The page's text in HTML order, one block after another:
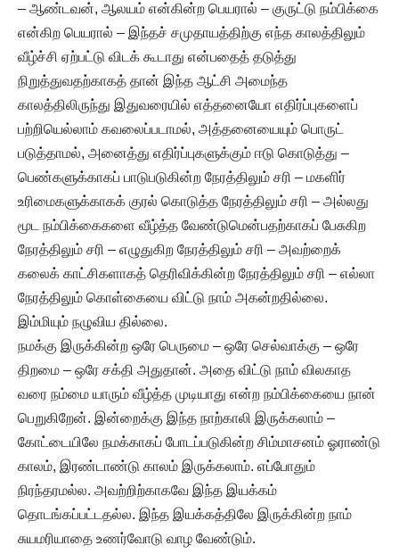
– ஆண்டவன், ஆலயம் என்கின்ற பெயரால் – குருட்டு நம்பிக்கை
என்கிற பெயரால் – இந்தச் சமுதாயத்திற்கு எந்த காலத்திலும்
வீழ்ச்சி ஏற்பட்டு விடக் கூடாது என்பதைத் தடுத்து
நிறுத்துவதற்காகத் தான் இந்த ஆட்சி அமைந்த
காலத்திலிருந்து இதுவரையில் எத்தனையோ எதிர்ப்புகளைப்
பற்றியெல்லாம் கவலைப்படாமல், அத்தனையையும் பொருட்
படுத்தாமல், அனைத்து எதிர்ப்புகளுக்கும் ஈடு கொடுத்து –
பெண்களுக்காகப் பாடுபடுகின்ற நேரத்திலும் சரி – மகளிர்
உரிமைகளுக்காகக் குரல் கொடுத்த நேரத்திலும் சரி – அல்லது
மூட நம்பிக்கைகளை வீழ்த்த வேண்டுமென்பதற்காகப் பேசுகிற
நேரத்திலும் சரி – எழுதுகிற நேரத்திலும் சரி – அவற்றைக்
கலைக் காட்சிகளாகத் தெரிவிக்கின்ற நேரத்திலும் சரி – எல்லா
நேரத்திலும் கொள்கையை விட்டு நாம் அகன்றதில்லை.
இம்மியும் நழுவிய தில்லை.
நமக்கு இருக்கின்ற ஒரே பெருமை – ஒரே செல்வாக்கு – ஒரே
திறமை – ஒரே சக்தி அதுதான். அதை விட்டு நாம் விலகாத
வரை நம்மை யாரும் வீழ்த்த முடியாது என்ற நம்பிக்கையை நான்
பெறுகிறேன். இன்றைக்கு இந்த நாற்காலி இருக்கலாம் –
கோட்டையிலே நமக்காகப் போடப்படுகின்ற சிம்மாசனம் ஓராண்டு
காலம், இரண்டாண்டு காலம் இருக்கலாம். எப்போதும்
நிரந்தரமல்ல. அவற்றிற்காகவே இந்த இயக்கம்
தொடங்கப்பட்டதல்ல. இந்த இயக்கத்திலே இருக்கின்ற நாம்
சுயமரியாதை உணர்வோடு வாழ வேண்டும்.